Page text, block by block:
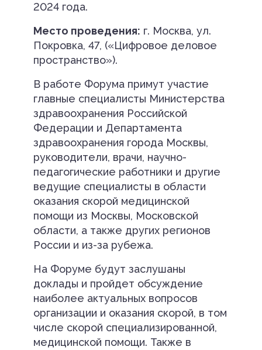
2024 года.
Место проведения: г. Москва, ул.
Покровка, 47, («Цифровое деловое
пространство»).
В работе Форума примут участие
главные специалисты Министерства
здравоохранения Российской
Федерации и Департамента
здравоохранения города Москвы,
руководители, врачи, научно-
педагогические работники и другие
ведущие специалисты в области
оказания скорой медицинской
помощи из Москвы, Московской
области, а также других регионов
России и из-за рубежа.
На Форуме будут заслушаны
доклады и пройдет обсуждение
наиболее актуальных вопросов
организации и оказания скорой, в том
числе скорой специализированной,
медицинской помощи. Также в